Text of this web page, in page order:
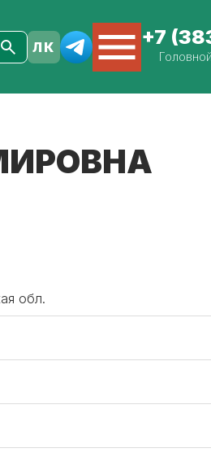
+7
обл.